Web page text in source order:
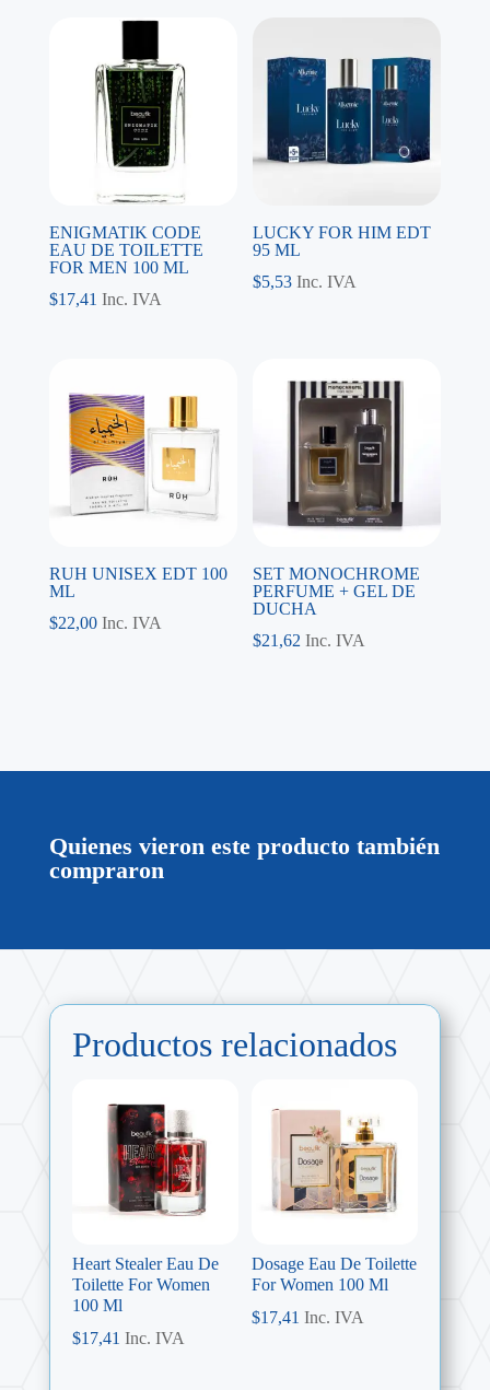
ENIGMATIK CODE
EAU DE TOILETTE
FOR MEN 100 ML
$17,41 Inc. IVA
LUCKY FOR HIM EDT
95 ML
$5,53 Inc. IVA
RUH UNISEX EDT 100
ML
$22,00 Inc. IVA
SET MONOCHROME
PERFUME + GEL DE
DUCHA
$21,62 Inc. IVA
Quienes vieron este producto también
compraron
Productos relacionados
Heart Stealer Eau De
Toilette For Women
100 Ml
$17,41 Inc. IVA
Dosage Eau De Toilette
For Women 100 Ml
$17,41 Inc. IVA